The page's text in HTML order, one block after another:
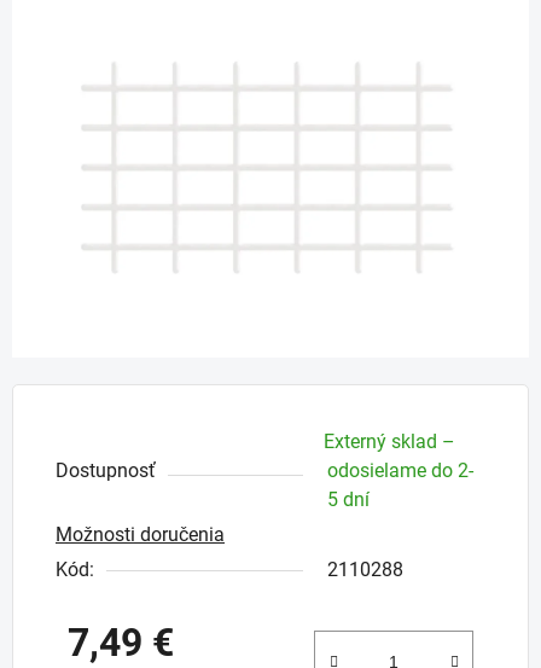
Dostupnosť
Externý sklad –
odosielame do 2-
5 dní
Možnosti doručenia
Kód:
2110288
7,49 €
hviezdičiek.